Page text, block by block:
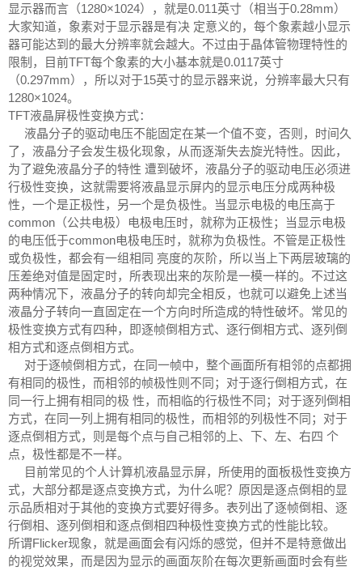
显示器而言（1280×1024），就是0.011英寸（相当于0.28mm）
大家知道，象素对于显示器是有决 定意义的，每个象素越小显示
器可能达到的最大分辨率就会越大。不过由于晶体管物理特性的
限制，目前TFT每个象素的大小基本就是0.0117英寸
（0.297mm），所以对于15英寸的显示器来说，分辨率最大只有
1280×1024。
TFT液晶屏极性变换方式：
液晶分子的驱动电压不能固定在某一个值不变，否则，时间久
了，液晶分子会发生极化现象，从而逐渐失去旋光特性。因此，
为了避免液晶分子的特性 遭到破坏，液晶分子的驱动电压必须进
行极性变换，这就需要将液晶显示屏内的显示电压分成两种极
性，一个是正极性，另一个是负极性。当显示电极的电压高于
common（公共电极）电极电压时，就称为正极性；当显示电极
的电压低于common电极电压时，就称为负极性。不管是正极性
或负极性，都会有一组相同 亮度的灰阶，所以当上下两层玻璃的
压差绝对值是固定时，所表现出来的灰阶是一模一样的。不过这
两种情况下，液晶分子的转向却完全相反，也就可以避免上述当
液晶分子转向一直固定在一个方向时所造成的特性破坏。常见的
极性变换方式有四种，即逐帧倒相方式、逐行倒相方式、逐列倒
相方式和逐点倒相方式。
对于逐帧倒相方式，在同一帧中，整个画面所有相邻的点都拥
有相同的极性，而相邻的帧极性则不同；对于逐行倒相方式，在
同一行上拥有相同的极 性，而相临的行极性不同；对于逐列倒相
方式，在同一列上拥有相同的极性，而相邻的列极性不同；对于
逐点倒相方式，则是每个点与自己相邻的上、下、左、右四 个
点，极性都是不一样。
目前常见的个人计算机液晶显示屏，所使用的面板极性变换方
式，大部分都是逐点变换方式，为什么呢？原因是逐点倒相的显
示品质相对于其他的变换方式要好得多。表列出了逐帧倒相、逐
行倒相、逐列倒相和逐点倒相四种极性变换方式的性能比较。
所谓Flicker现象，就是画面会有闪烁的感觉，但并不是特意做出
的视觉效果，而是因为显示的画面灰阶在每次更新画面时会有些